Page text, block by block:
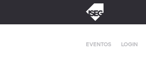
EVENTOS LOGIN